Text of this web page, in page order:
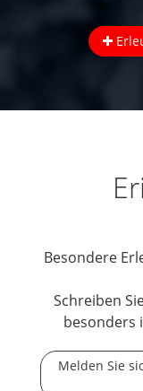
Besondere
Schreiben
besonders
Melden Sie